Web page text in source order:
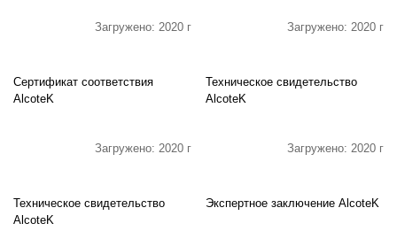
Загружено: 2020 г
Сертификат соответствия
AlcoteK
Загружено: 2020 г
Техническое свидетельство
AlcoteK
Загружено: 2020 г
Техническое свидетельство
AlcoteK
Загружено: 2020 г
Экспертное заключение AlcoteK